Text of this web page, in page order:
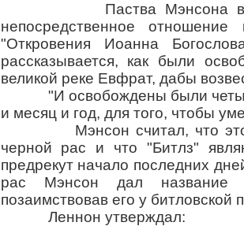
Паства Мэнсона
непосредственное
"Откровения Иоанна
рассказывается, как были
великой реке Евфрат, дабы
"И освобождены были четыре
и месяц и год, для того, чтобы
Мэнсон считал, что этот
черной рас и что "Битлз"
предрекут начало последних
рас Мэнсон дал название
позаимствовав его у битловской
Леннон утверждал: